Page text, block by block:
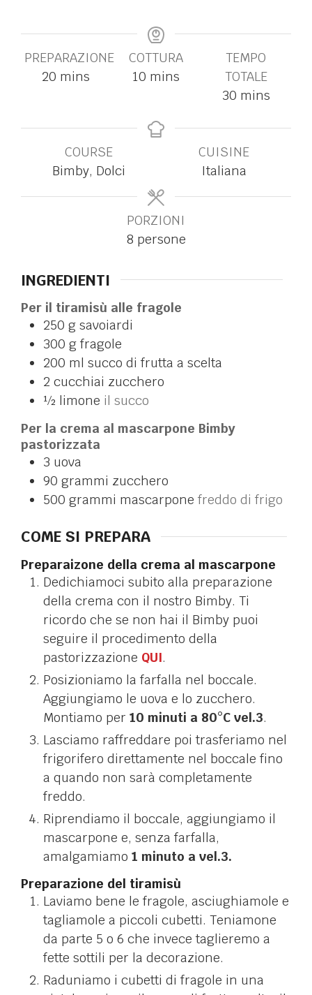
PREPARAZIONE
20 mins
COTTURA
10 mins
TEMPO
TOTALE
30 mins
COURSE
Bimby, Dolci
CUISINE
Italiana
PORZIONI
8 persone
INGREDIENTI
Per il tiramisù alle fragole
250 g savoiardi
300 g fragole
200 ml succo di frutta a scelta
2 cucchiai zucchero
½ limone il succo
Per la crema al mascarpone Bimby
pastorizzata
3 uova
90 grammi zucchero
500 grammi mascarpone freddo di frigo
COME SI PREPARA
Preparaizone della crema al mascarpone
Dedichiamoci subito alla preparazione
della crema con il nostro Bimby. Ti
ricordo che se non hai il Bimby puoi
seguire il procedimento della
pastorizzazione QUI.
Posizioniamo la farfalla nel boccale.
Aggiungiamo le uova e lo zucchero.
Montiamo per 10 minuti a 80°C vel.3.
Lasciamo raffreddare poi trasferiamo nel
frigorifero direttamente nel boccale fino
a quando non sarà completamente
freddo.
Riprendiamo il boccale, aggiungiamo il
mascarpone e, senza farfalla,
amalgamiamo 1 minuto a vel.3.
Preparazione del tiramisù
Laviamo bene le fragole, asciughiamole e
tagliamole a piccoli cubetti. Teniamone
da parte 5 o 6 che invece taglieremo a
fette sottili per la decorazione.
Raduniamo i cubetti di fragole in una